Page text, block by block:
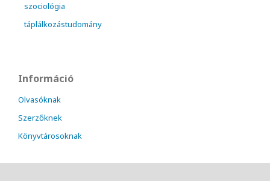
szociológia
táplálkozástudomány
Információ
Olvasóknak
Szerzőknek
Könyvtárosoknak